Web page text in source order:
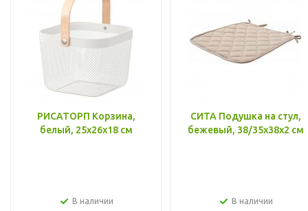
РИСАТОРП Корзина,
белый, 25x26x18 см
В наличии
СИТА Подушка на стул,
бежевый, 38/35x38x2 см
В наличии